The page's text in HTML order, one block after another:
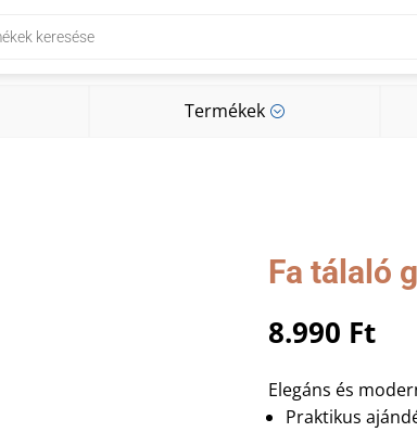
Termékek ;
Fa tálaló
8.990 Ft
Elegáns és
Praktikus